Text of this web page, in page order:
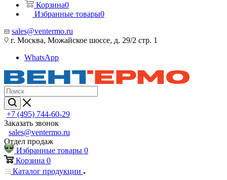
Корзина0
Избранные товары0
sales@ventermo.ru
г. Москва, Можайское шоссе, д. 29/2 стр. 1
WhatsApp
+7 (495) 744-60-29
Заказать звонок
sales@ventermo.ru
Отдел продаж
Избранные товары 0
Корзина 0
Каталог продукции